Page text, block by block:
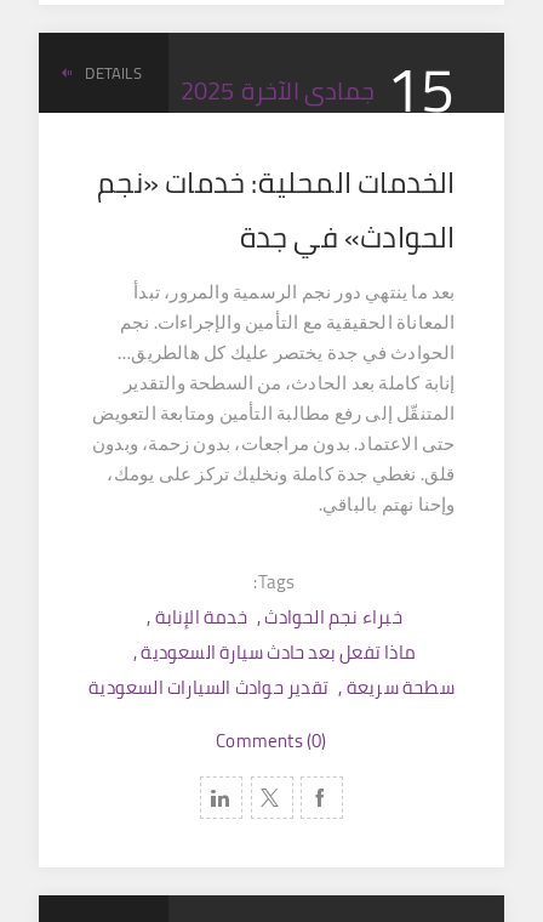
15 جمادى الآخرة 2025
DETAILS
الخدمات المحلية: خدمات «نجم
الحوادث» في جدة
بعد ما ينتهي دور نجم الرسمية والمرور، تبدأ
المعاناة الحقيقية مع التأمين والإجراءات. نجم
الحوادث في جدة يختصر عليك كل هالطريق…
إنابة كاملة بعد الحادث، من السطحة والتقدير
المتنقّل إلى رفع مطالبة التأمين ومتابعة التعويض
حتى الاعتماد. بدون مراجعات، بدون زحمة، وبدون
قلق. نغطي جدة كاملة ونخليك تركز على يومك،
وإحنا نهتم بالباقي.
Tags:
خبراء نجم الحوادث, خدمة الإنابة,
ماذا تفعل بعد حادث سيارة السعودية,
سطحة سريعة, تقدير حوادث السيارات السعودية
Comments (0)